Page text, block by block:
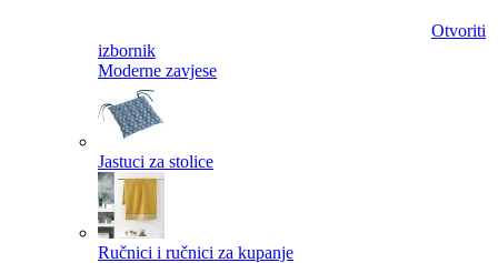
Otvoriti
izbornik
Moderne zavjese
Jastuci za stolice
Ručnici i ručnici za kupanje